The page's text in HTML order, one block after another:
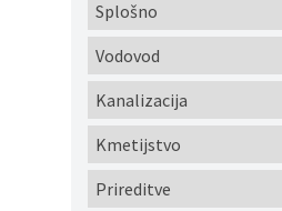
Splošno
Vodovod
Kanalizacija
Kmetijstvo
Prireditve